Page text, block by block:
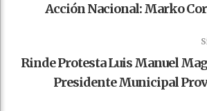
Acción Nacional: Marko
Rinde Protesta Luis Manuel
Presidente Municipal